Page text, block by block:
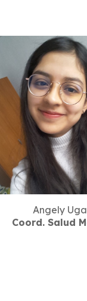
Angely
Coord. Salud